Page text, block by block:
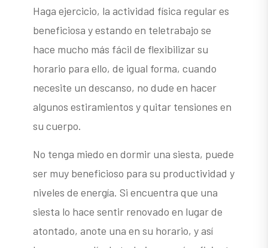
Haga ejercicio, la actividad física regular es
beneficiosa y estando en teletrabajo se
hace mucho más fácil de flexibilizar su
horario para ello, de igual forma, cuando
necesite un descanso, no dude en hacer
algunos estiramientos y quitar tensiones en
su cuerpo.
No tenga miedo en dormir una siesta, puede
ser muy beneficioso para su productividad y
niveles de energía. Si encuentra que una
siesta lo hace sentir renovado en lugar de
atontado, anote una en su horario, y así